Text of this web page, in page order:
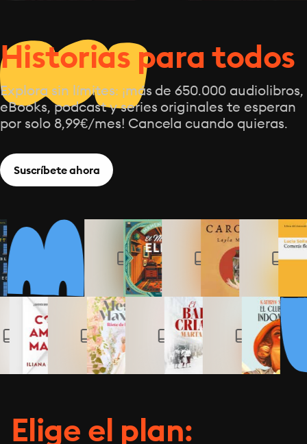
Historias para todos
Explora sin límites: ¡más de 650.000 audiolibros,
eBooks, podcast y series originales te esperan
por solo 8,99€/mes! Cancela cuando quieras.
Suscríbete ahora
Elige el plan: